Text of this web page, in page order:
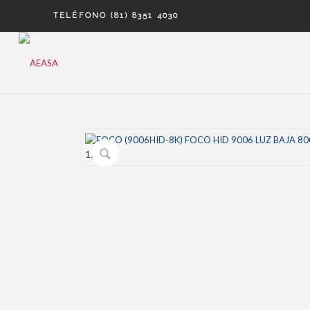
TELÉFONO (81) 8351 4030